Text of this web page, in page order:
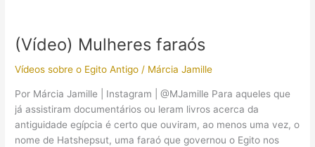
(Vídeo) Mulheres faraós
Vídeos sobre o Egito Antigo / Márcia Jamille
Por Márcia Jamille | Instagram | @MJamille Para aqueles que
já assistiram documentários ou leram livros acerca da
antiguidade egípcia é certo que ouviram, ao menos uma vez, o
nome de Hatshepsut, uma faraó que governou o Egito nos